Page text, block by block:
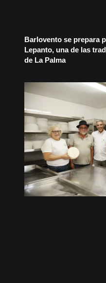
Barlovento se prepara
Lepanto, una de las
de La Palma